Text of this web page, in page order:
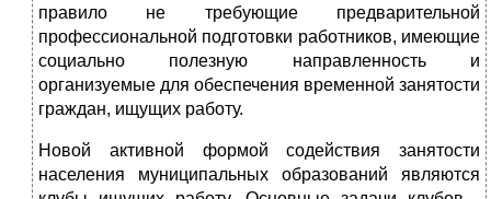
правило не требующие предварительной
профессиональной подготовки работников, имеющие
социально полезную направленность и
организуемые для обеспечения временной занятости
граждан, ищущих работу.
Новой активной формой содействия занятости
населения муниципальных образований являются